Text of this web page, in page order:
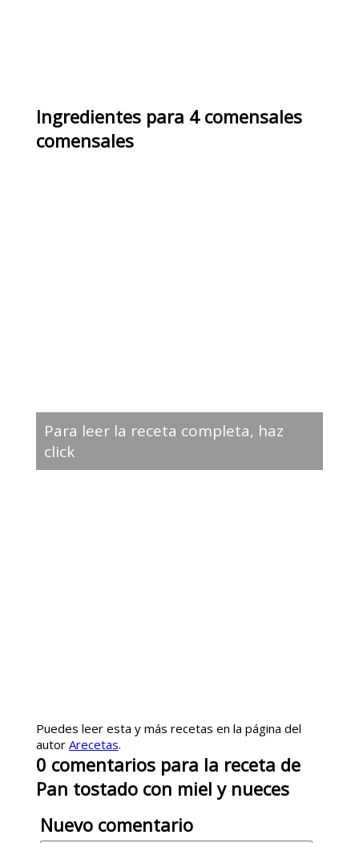
Ingredientespara 4 comensales
comensales
Para leer la receta completa, haz
click
Puedes leer esta y más recetas en la página del
autor Arecetas.
0 comentariospara la receta de
Pan tostado con miel y nueces
Nuevo comentario